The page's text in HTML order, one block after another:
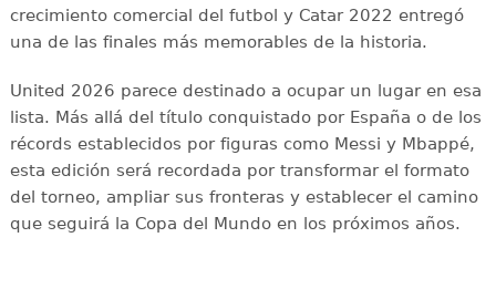
crecimiento comercial del futbol y Catar 2022 entregó
una de las finales más memorables de la historia.
United 2026 parece destinado a ocupar un lugar en esa
lista. Más allá del título conquistado por España o de los
récords establecidos por figuras como Messi y Mbappé,
esta edición será recordada por transformar el formato
del torneo, ampliar sus fronteras y establecer el camino
que seguirá la Copa del Mundo en los próximos años.